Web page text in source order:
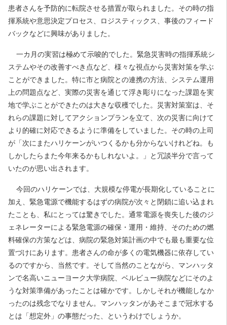
患者さんを予防的に転院させる措置が取られました。その時の指
揮系統や意思決定プロセス、ロジスティックス、事後のフィード
バックなどに興味がありました。
一カ月の実習は極めて示唆的でした。緊急災害時の指揮系統シ
ステムやその改善すべき点など、様々な視点から災害対策を学ぶ
ことができました。特に市と病院との連携の方法、システム運用
上の問題点など、実際の災害を通じて浮き彫りになった課題を実
地で学ぶことができたのは大きな収穫でした。災害対策室は、そ
れらの課題に対してアクションプランを立て、次の災害に向けて
より的確に対応できるように準備をしていました。その時の上司
が「次にまたハリケーンがいつくるかも分からないけれどね。も
しかしたらまた今年来るかもしれないよ。」と冗談半分で言って
いたのが思い出されます。
今回のハリケーンでは、大規模な停電が長期化していることに
加え、緊急電源で機能するはずの病院が次々と閉鎖に追い込まれ
たことも、私にとっては驚きでした。通常電源を喪失した後のジ
ェネレーターによる緊急電源の確保・運用・維持、そのための燃
料確保の方策などは、病院の緊急対策計画の中でも最も重要な位
置づけにあります。患者さんの命が多くの電気機器に依存してい
るのですから、当然です。そして当然のことながら、マンハッタ
ンで名高いニューヨーク大学病院、ベルビュー病院などにそのよ
うな対策準備があったことは確かです。しかしそれが機能しなか
ったのは残念でなりません。マンハッタンがあそこまで冠水する
とは「想定外」の事態だった、というわけでしょうか。